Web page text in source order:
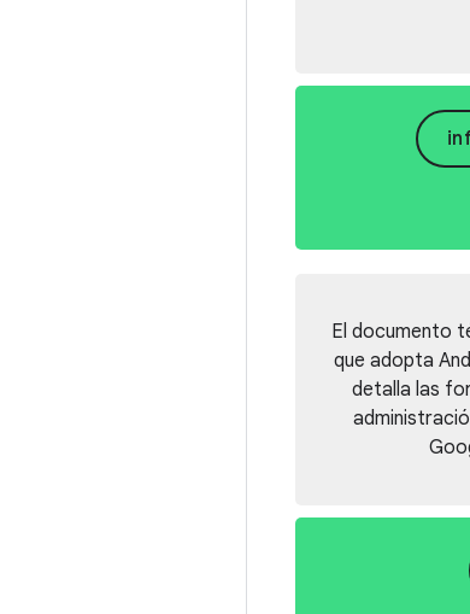
El documento
que adopta
detalla las